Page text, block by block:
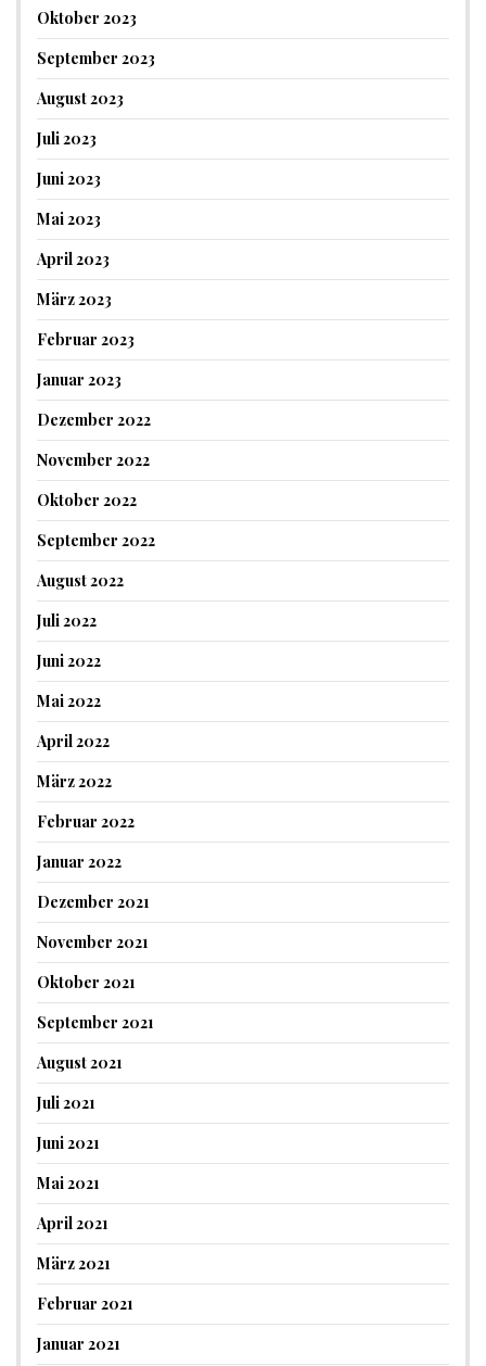
Oktober 2023
September 2023
August 2023
Juli 2023
Juni 2023
Mai 2023
April 2023
März 2023
Februar 2023
Januar 2023
Dezember 2022
November 2022
Oktober 2022
September 2022
August 2022
Juli 2022
Juni 2022
Mai 2022
April 2022
März 2022
Februar 2022
Januar 2022
Dezember 2021
November 2021
Oktober 2021
September 2021
August 2021
Juli 2021
Juni 2021
Mai 2021
April 2021
März 2021
Februar 2021
Januar 2021